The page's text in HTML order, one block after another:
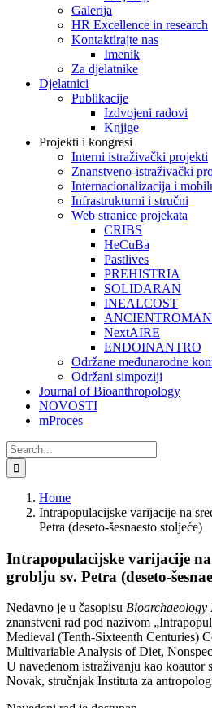
Galerija
HR Excellence in research
Kontaktirajte nas
Imenik
Za djelatnike
Djelatnici
Publikacije
Izdvojeni radovi
Knjige
Projekti i kongresi
Interni istraživački projekti
Znanstveno-istraživački
Internacionalizacija i
Infrastrukturni i stručni
Web stranice projekata
CRIBS
HeCuBa
Pastlives
PREHISTRIA
SOLIDARAN
INEALCOST
NextAIRE
ENDOINANTRO
Održane međunarodne
Održani simpoziji
Journal of Bioanthropology
NOVOSTI
mProces
Search
for:
Home
Intrapopulacijske varijacije na
Petra (deseto-šesnaesto stoljeće)
Intrapopulacijske varijacije
groblju sv. Petra (deseto-
Nedavno je u časopisu Bioarchaeology
znanstveni rad pod nazivom
Medieval (Tenth-Sixteenth Centuries)
Multivariable Analysis of Diet,
U navedenom istraživanju kao koautor
Novak, stručnjak Instituta za